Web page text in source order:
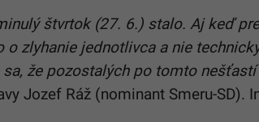
štvrtok (27. 6.) stalo. Aj keď
o zlyhanie jednotlivca a nie
že pozostalých po tomto nešťastí
Jozef Ráž (nominant Smeru-SD).